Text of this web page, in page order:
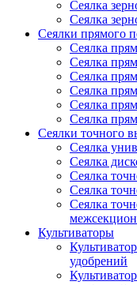
Сеялка
Сеялка
Сеялки прямого
Сеялка
Сеялка
Сеялка
Сеялка
Сеялка
Сеялка
Сеялки точного
Сеялка
Сеялка
Сеялка
Сеялка
Сеялка
Культиваторы
удобрений